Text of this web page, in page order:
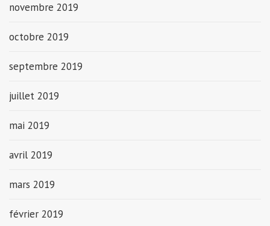
novembre 2019
octobre 2019
septembre 2019
juillet 2019
mai 2019
avril 2019
mars 2019
février 2019